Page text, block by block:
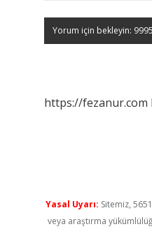
https://fezanur.com
Yasal Uyarı: Sitemiz,
veya araştırma